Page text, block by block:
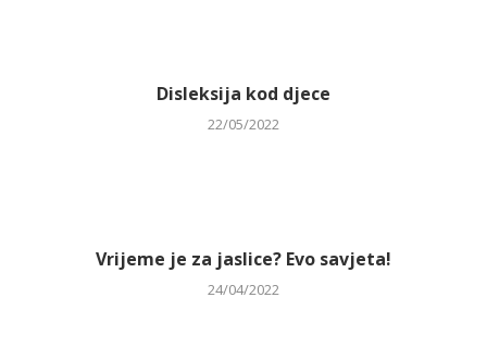
Disleksija kod djece
22/05/2022
Vrijeme je za jaslice? Evo savjeta!
24/04/2022